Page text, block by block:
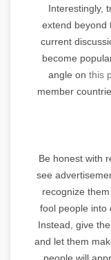
Interestingly,
extend beyond
current
become
angle on this
member
Be honest with
see
recognize
fool people into
Instead, give
and let them
people will